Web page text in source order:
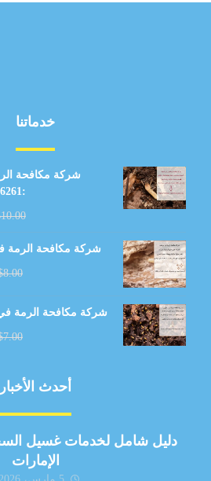
خدماتنا
شركة مكافحة
:0507036261
10.00
شركة مكافحة الرمة في
8.00
شركة مكافحة الرمة في ام
7.00
أحدث الأخبار
دليل شامل لخدمات غسيل
الإمارات